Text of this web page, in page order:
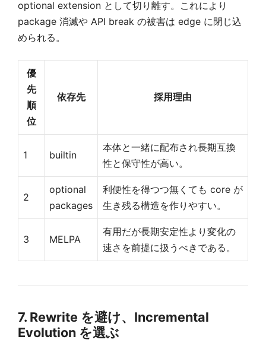
optional extension として切り離す。これにより
package 消滅や API break の被害は edge に閉じ込
められる。
優
先
順
位
依存先 採用理由
1 builtin
本体と一緒に配布され長期互換
性と保守性が高い。
2
optional
packages
利便性を得つつ無くても core が
生き残る構造を作りやすい。
3 MELPA
有用だが長期安定性より変化の
速さを前提に扱うべきである。
7. Rewrite を避け、Incremental
Evolution を選ぶ